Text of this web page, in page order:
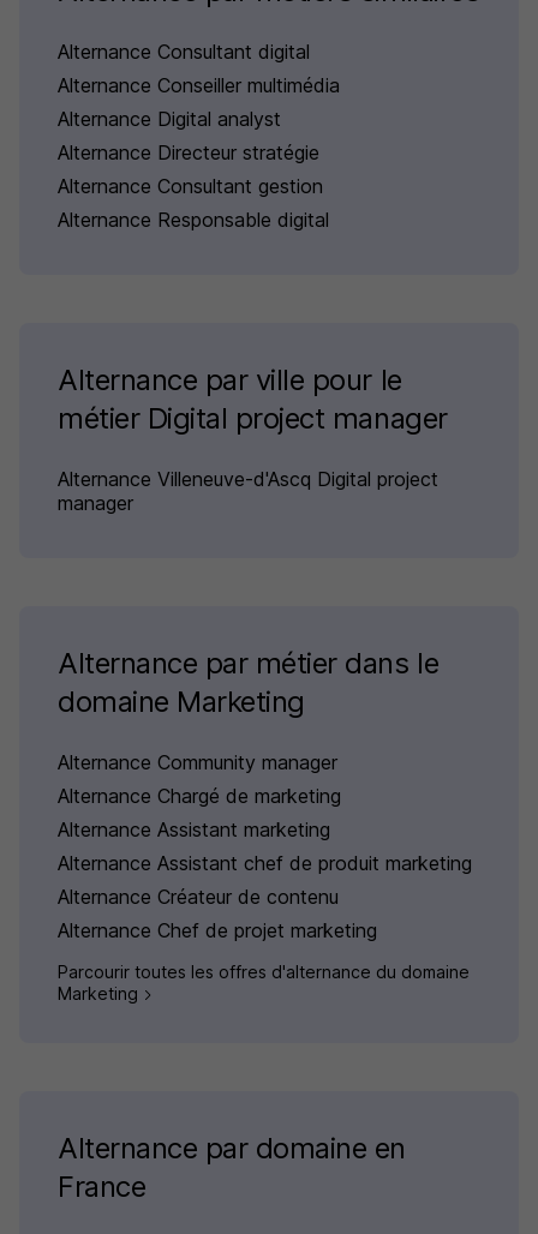
Alternance Consultant digital
Alternance Conseiller multimédia
Alternance Digital analyst
Alternance Directeur stratégie
Alternance Consultant gestion
Alternance Responsable digital
Alternance par ville pour le
métier Digital project manager
Alternance Villeneuve-d'Ascq Digital project
manager
Alternance par métier dans le
domaine Marketing
Alternance Community manager
Alternance Chargé de marketing
Alternance Assistant marketing
Alternance Assistant chef de produit marketing
Alternance Créateur de contenu
Alternance Chef de projet marketing
Parcourir toutes les offres d'alternance du domaine
Marketing
Alternance par domaine en
France